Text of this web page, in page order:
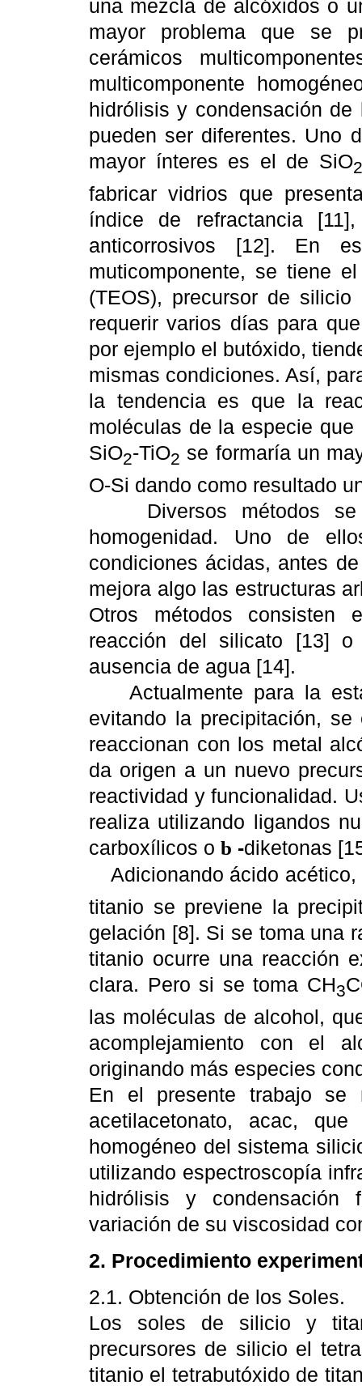
una mezcla de alcóxidos o
mayor problema que se
cerámicos
multicomponente
hidrólisis y condensación
pueden ser diferentes. Uno
mayor ínteres es el de SiO2
fabricar vidrios que
índice de refractancia
anticorrosivos [12]. En
muticomponente, se tiene
(TEOS), precursor de
requerir varios días para
por ejemplo el butóxido,
mismas condiciones. Así,
la tendencia es que la
moléculas de la especie
SiO2-TiO2 se formaría un
O-Si dando como resultado
Diversos métodos se
homogenidad. Uno de
condiciones ácidas, antes
mejora algo las estructuras
Otros métodos consisten
reacción del silicato [13]
ausencia de agua [14].
Actualmente para la
evitando la precipitación,
reaccionan con los metal
da origen a un nuevo
reactividad y funcionalidad.
realiza utilizando ligandos
carboxílicos o b -diketonas
Adicionando ácido acético,
titanio se previene la
gelación [8]. Si se toma una
titanio ocurre una reacción
clara. Pero si se toma CH3
las moléculas de alcohol,
acomplejamiento con el
originando más especies
En el presente trabajo se
acetilacetonato, acac,
homogéneo del sistema
utilizando espectroscopía
hidrólisis y condensación
variación de su viscosidad
2. Procedimiento
2.1. Obtención de los Soles.
Los soles de silicio y
precursores de silicio el
titanio el tetrabutóxido de